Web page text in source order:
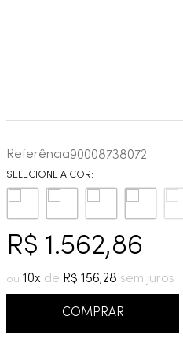
Referência90008738072
R$ 1.562,86
10 R$ 156,28
COMPRAR